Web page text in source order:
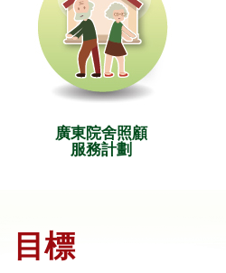
廣東院舍照顧
服務計劃
目標